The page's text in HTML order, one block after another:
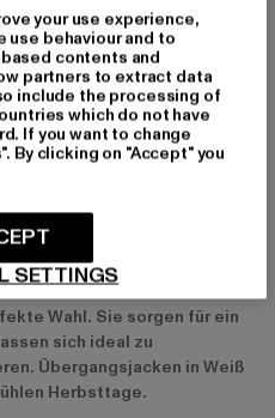
und Frühling sind leichte
Leinen ideal, während im
Stepp- oder Daunenjacken in
kalten Jahreszeit stylisch
bei weißen
Übergangsjacken
weiße Jacken aus
Wahl. Sie sorgen für ein
sich ideal zu
Übergangsjacken in Weiß
Herbsttage.
your use experience,
use behaviour and to
contents and
partners to extract data
include the processing of
which do not have
If you want to change
By clicking on "Accept" you
SETTINGS